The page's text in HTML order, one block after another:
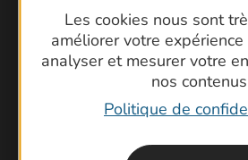
Les cookies nous sont
améliorer votre
analyser et mesurer votre
nos
Politique de
Latitude